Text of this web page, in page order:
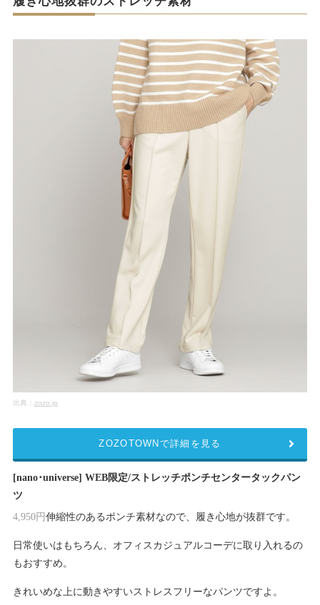
出典： zozo.jp
[nano･universe] WEB限定/ストレッチポンチセンタータックパン
ツ
4,950円 伸縮性のあるポンチ素材なので、履き心地が抜群です。
日常使いはもちろん、オフィスカジュアルコーデに取り入れるの
もおすすめ。
きれいめな上に動きやすいストレスフリーなパンツですよ。
ZOZOTOWNで詳細を見る